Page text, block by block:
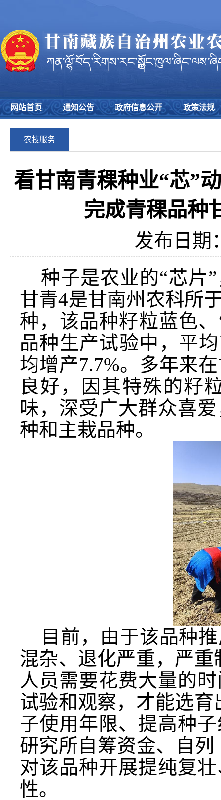
网站首页 通知公告 政府信息公开 政策法规
农技服务
看甘南青稞种业“芯”
完成青稞品种
发布日期
种子是农业的“芯片
甘青4是甘南州农科所
种，该品种籽粒蓝色
品种生产试验中，平
均增产7.7%。多年来
良好 ，
因其特殊的籽
味，深受广大群众喜
种和主栽品种。
目前，由于该品种
混杂、退化严重，严重
人员需要花费大量的
试验和观察，才能选
子使用年限、提高种
研究所自筹资金、自列
对该品种开展提纯复
性。